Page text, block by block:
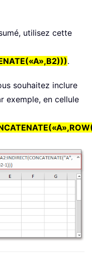
utilisez cette
.
souhaitez inclure
exemple, en cellule